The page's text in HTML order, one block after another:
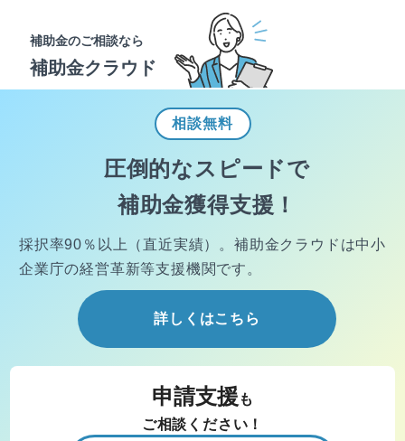
補助金のご相談なら
補助金クラウド
相談無料
圧倒的なスピードで
補助金獲得支援！
採択率90％以上（直近実績）。 補助金クラウドは中小
企業庁の経営革新等支援機関です。
詳しくはこちら
申請支援 も
ご相談ください！